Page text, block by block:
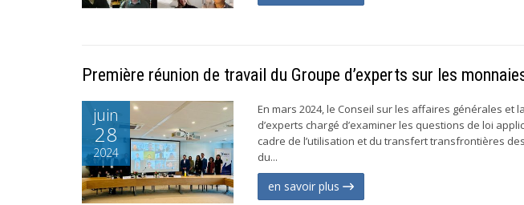
Première réunion de travail du Groupe d’experts sur les
juin
28
2024
En mars 2024, le Conseil sur les affaires générales et
d’experts chargé d’examiner les questions de loi
cadre de l’utilisation et du transfert transfrontières
du...
en savoir plus